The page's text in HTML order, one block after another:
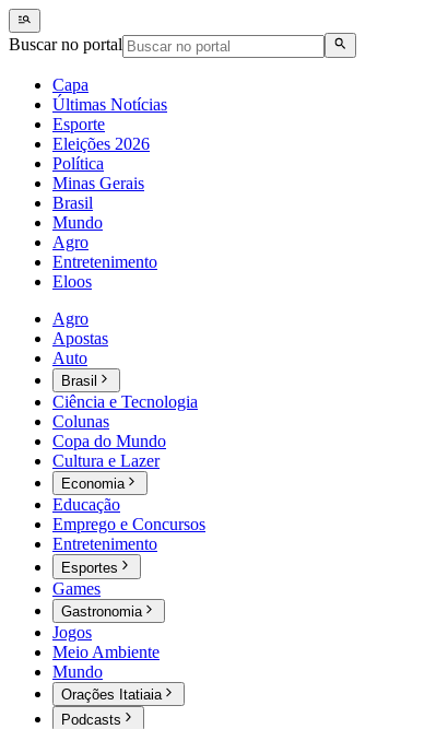
Buscar no portal
Capa
Últimas Notícias
Esporte
Eleições 2026
Política
Minas Gerais
Brasil
Mundo
Agro
Entretenimento
Eloos
Agro
Apostas
Auto
Brasil
Ciência e Tecnologia
Colunas
Copa do Mundo
Cultura e Lazer
Economia
Educação
Emprego e Concursos
Entretenimento
Esportes
Games
Gastronomia
Jogos
Meio Ambiente
Mundo
Orações Itatiaia
Podcasts